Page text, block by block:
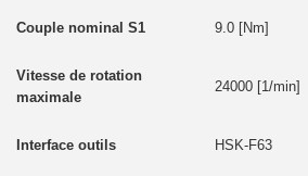
9.0 [Nm]
24000 [1/min]
HSK-F63